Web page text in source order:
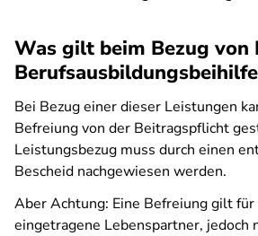
Was gilt beim Bezug von
Bei Bezug einer dieser Leistungen
Befreiung von der Beitragspflicht
Leistungsbezug muss durch einen
Bescheid nachgewiesen werden.
Aber Achtung: Eine Befreiung gilt
eingetragene Lebenspartner, jedoch